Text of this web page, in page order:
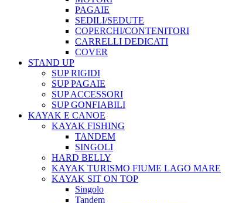
PAGAIE
SEDILI/SEDUTE
COPERCHI/CONTENITORI
CARRELLI DEDICATI
COVER
STAND UP
SUP RIGIDI
SUP PAGAIE
SUP ACCESSORI
SUP GONFIABILI
KAYAK E CANOE
KAYAK FISHING
TANDEM
SINGOLI
HARD BELLY
KAYAK TURISMO FIUME LAGO MARE
KAYAK SIT ON TOP
Singolo
Tandem